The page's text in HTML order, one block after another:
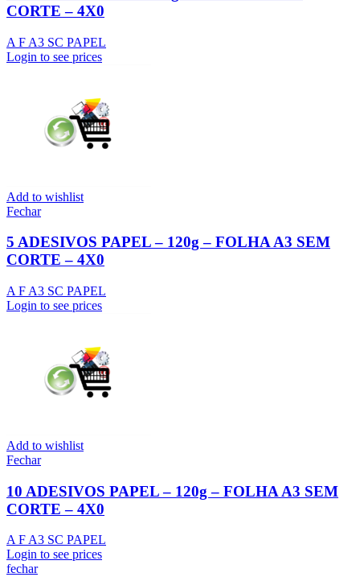
CORTE – 4X0
A F A3 SC PAPEL
Login to see prices
Add to wishlist
Fechar
5 ADESIVOS PAPEL – 120g – FOLHA A3 SEM
CORTE – 4X0
A F A3 SC PAPEL
Login to see prices
Add to wishlist
Fechar
10 ADESIVOS PAPEL – 120g – FOLHA A3 SEM
CORTE – 4X0
A F A3 SC PAPEL
Login to see prices
fechar